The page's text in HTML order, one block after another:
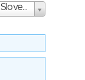
Orkla Foods Česko a Slovensko a.s.